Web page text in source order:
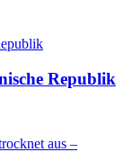
Republik